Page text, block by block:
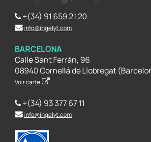
+(34) 91 659 21 20
info@ingelyt.com
BARCELONA
Calle Sant Ferrán, 96
08940 Cornellá de Llobregat
Voir carte
+(34) 93 377 67 11
info@ingelyt.com